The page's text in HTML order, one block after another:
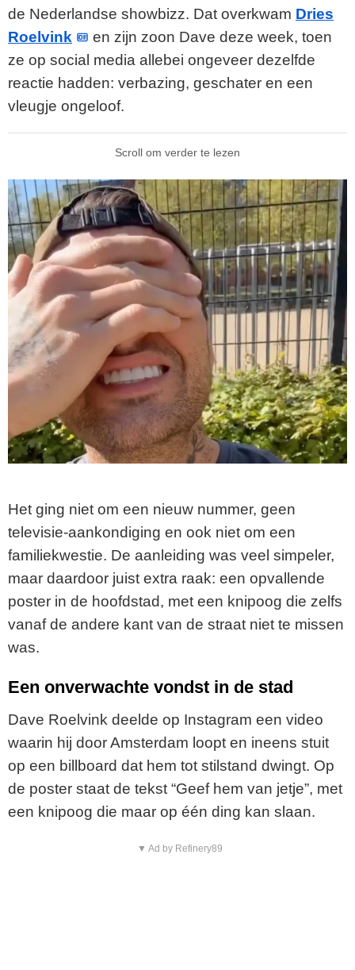
de Nederlandse showbizz. Dat overkwam Dries
Roelvink
en zijn zoon Dave deze week, toen
ze op social media allebei ongeveer dezelfde
reactie hadden: verbazing, geschater en een
vleugje ongeloof.
Scroll om verder te lezen
Het ging niet om een nieuw nummer, geen
televisie-aankondiging en ook niet om een
familiekwestie. De aanleiding was veel simpeler,
maar daardoor juist extra raak: een opvallende
poster in de hoofdstad, met een knipoog die zelfs
vanaf de andere kant van de straat niet te missen
was.
Een onverwachte vondst in de stad
Dave Roelvink deelde op Instagram een video
waarin hij door Amsterdam loopt en ineens stuit
op een billboard dat hem tot stilstand dwingt. Op
de poster staat de tekst “Geef hem van jetje”, met
een knipoog die maar op één ding kan slaan.
▼ Ad by Refinery89